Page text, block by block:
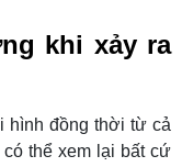
khi xảy ra
hình đồng thời từ cả
thể xem lại bất cứ